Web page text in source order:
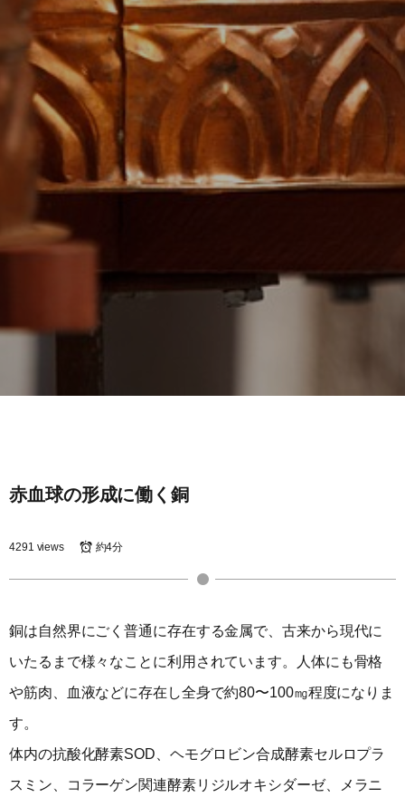
赤血球の形成に働く銅
4291 views 約4分
銅は自然界にごく普通に存在する金属で、古来から現代に
いたるまで様々なことに利用されています。人体にも骨格
や筋肉、血液などに存在し全身で約80〜100㎎程度になりま
す。
体内の抗酸化酵素SOD、ヘモグロビン合成酵素セルロプラ
スミン、コラーゲン関連酵素リジルオキシダーゼ、メラニ